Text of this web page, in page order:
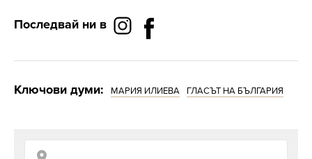
Последвай ни в
Ключови думи: МАРИЯ ИЛИЕВА ГЛАСЪТ НА БЪЛГАРИЯ